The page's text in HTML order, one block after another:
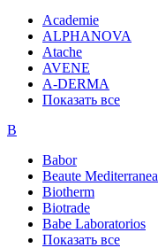
Academie
ALPHANOVA
Atache
AVENE
A-DERMA
Показать все
B
Babor
Beaute Mediterranea
Biotherm
Biotrade
Babe Laboratorios
Показать все